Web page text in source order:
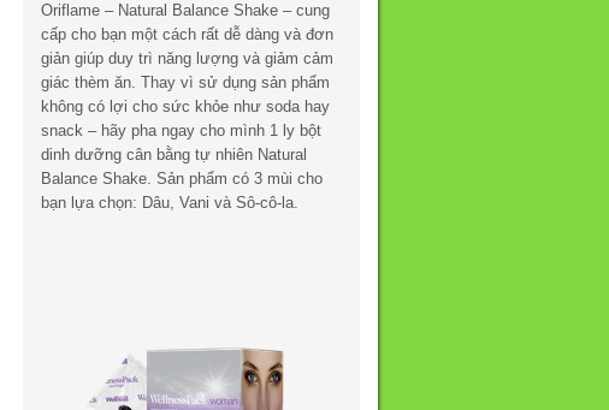
Oriflame – Natural Balance Shake – cung
cấp cho bạn một cách rất dễ dàng và đơn
giản giúp duy trì năng lượng và giảm cảm
giác thèm ăn. Thay vì sử dụng sản phẩm
không có lợi cho sức khỏe như soda hay
snack – hãy pha ngay cho mình 1 ly bột
dinh dưỡng cân bằng tự nhiên Natural
Balance Shake. Sản phẩm có 3 mùi cho
bạn lựa chọn: Dâu, Vani và Sô-cô-la.